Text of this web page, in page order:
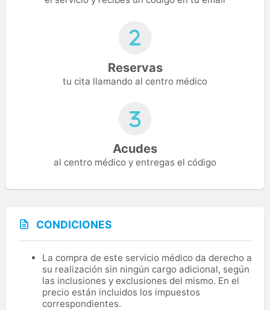
Reservas
tu cita llamando al centro médico
Acudes
al centro médico y entregas el código
CONDICIONES
La compra de este servicio médico da derecho a
su realización sin ningún cargo adicional, según
las inclusiones y exclusiones del mismo. En el
precio están incluidos los impuestos
correspondientes.